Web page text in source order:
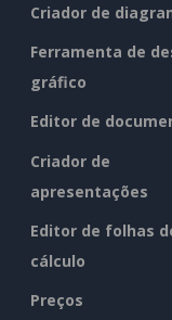
Criador de
Ferramenta de
gráfico
Editor de
Criador de
apresentações
Editor de folhas
cálculo
Preços